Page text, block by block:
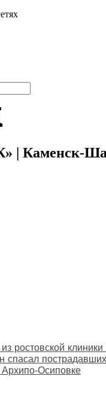
| Каменск-
ростовской
спасал